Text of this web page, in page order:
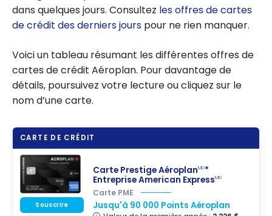
dans quelques jours. Consultez les offres de cartes
de crédit des derniers jours pour ne rien manquer.
Voici un tableau résumant les différentes offres de
cartes de crédit Aéroplan. Pour davantage de
détails, poursuivez votre lecture ou cliquez sur le
nom d’une carte.
CARTE DE CRÉDIT
Carte Prestige AéroplanMD*
Entreprise American ExpressMD
Carte PME
Jusqu'à 90 000 Points Aéroplan
Souscrire